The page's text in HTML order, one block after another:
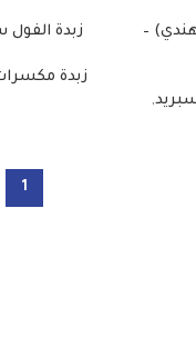
–
,
زبدة الفول
زبدة
1